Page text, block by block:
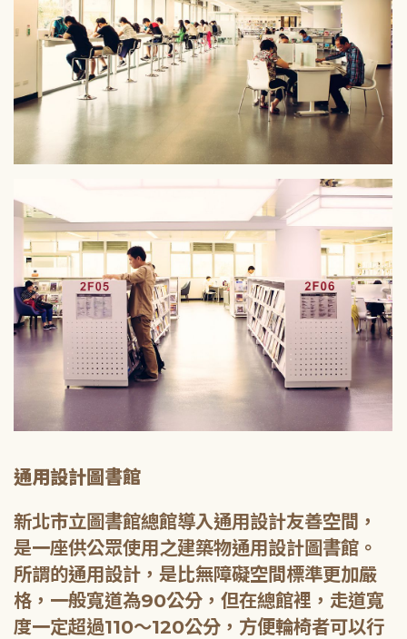
通用設計圖書館
新北市立圖書館總館導入通用設計友善空間，
是一座供公眾使用之建築物通用設計圖書館。
所謂的通用設計，是比無障礙空間標準更加嚴
格，一般寬道為90公分，但在總館裡，走道寬
度一定超過110～120公分，方便輪椅者可以行